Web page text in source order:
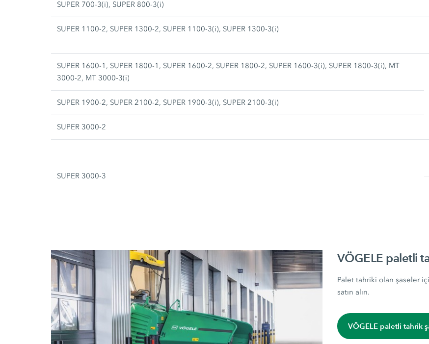
SUPER 700-3(i), SUPER 800-3(i)
SUPER 1100-2, SUPER 1300-2, SUPER 1100-3(i), SUPER 1300-3(i)
SUPER 1600-1, SUPER 1800-1, SUPER 1600-2, SUPER 1800-2, SUPER 1600-3(i), SUPER 1800-3(i), MT
3000-2, MT 3000-3(i)
SUPER 1900-2, SUPER 2100-2, SUPER 1900-3(i), SUPER 2100-3(i)
SUPER 3000-2
SUPER 3000-3
VÖGELE paletli
Palet tahriki olan şaseler
satın alın.
VÖGELE paletli tahrik